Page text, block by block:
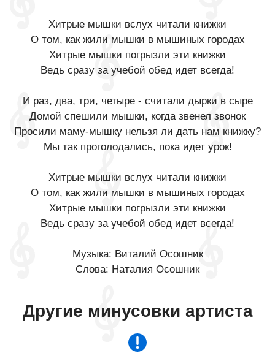
Хитрые мышки вслух читали книжки
О том, как жили мышки в мышиных городах
Хитрые мышки погрызли эти книжки
Ведь сразу за учебой обед идет всегда!
И раз, два, три, четыре - считали дырки в сыре
Домой спешили мышки, когда звенел звонок
Просили маму-мышку нельзя ли дать нам книжку?
Мы так проголодались, пока идет урок!
Хитрые мышки вслух читали книжки
О том, как жили мышки в мышиных городах
Хитрые мышки погрызли эти книжки
Ведь сразу за учебой обед идет всегда!
Музыка: Виталий Осошник
Слова: Наталия Осошник
Другие минусовки артиста